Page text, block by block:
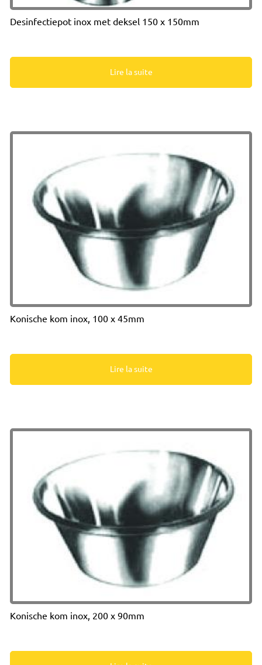
Desinfectiepot inox met deksel 150 x 150mm
Lire la suite
Konische kom inox, 100 x 45mm
Lire la suite
Konische kom inox, 200 x 90mm